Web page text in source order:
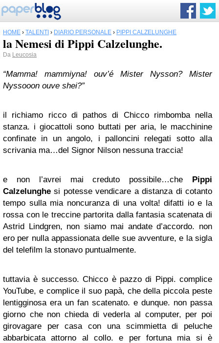
HOME › TALENTI › DIARIO PERSONALE › PIPPI CALZELUNGHE
la Nemesi di Pippi Calzelunghe.
Da Leucosia
“Mamma! mammiyna! ouv’é Mister Nysson? Mister
Nyssooon ouve shei?”
il richiamo ricco di pathos di Chicco rimbomba nella
stanza. i giocattoli sono buttati per aria, le macchinine
confinate in un angolo, i palloncini relegati sotto alla
scrivania ma…del Signor Nilson nessuna traccia!
e non l’avrei mai creduto possibile…che Pippi
Calzelunghe si potesse vendicare a distanza di cotanto
tempo sulla mia noncuranza di una volta! difatti io e la
rossa con le treccine partorita dalla fantasia scatenata di
Astrid Lindgren, non siamo mai andate d’accordo. non
ero per nulla appassionata delle sue avventure, e la sigla
del telefilm la stonavo puntualmente.
tuttavia è successo. Chicco è pazzo di Pippi. complice
YouTube, e complice il suo papà, che della piccola peste
lentigginosa era un fan scatenato. e dunque. non passa
giorno che non chieda di vederla al computer, per poi
girovagare per casa con una scimmietta di peluche
abbarbicata attorno al collo. e per fortuna mia si è